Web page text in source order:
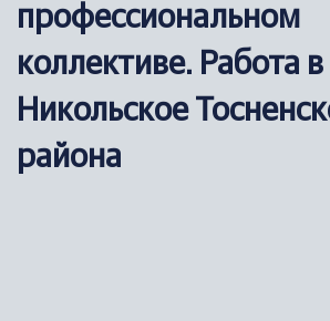
профессиональном
коллективе. Работа
Никольское
района